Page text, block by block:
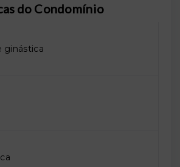
do Condomínio
ginástica